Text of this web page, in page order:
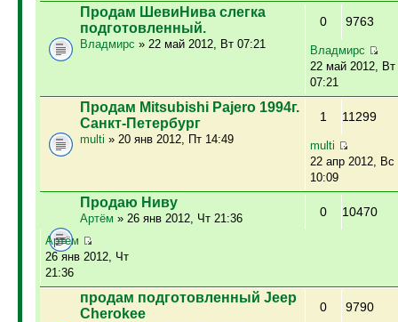
Продам ШевиНива слегка
подготовленный.
Владмирс » 22 май 2012, Вт 07:21
0 9763
Владмирс
22 май 2012, Вт
07:21
Продам Mitsubishi Pajero 1994г.
Санкт-Петербург
multi » 20 янв 2012, Пт 14:49
1 11299
multi
22 апр 2012, Вс
10:09
Продаю Ниву
Артём » 26 янв 2012, Чт 21:36 0 10470
Артём
26 янв 2012, Чт
21:36
продам подготовленный Jeep
Cherokee
0 9790